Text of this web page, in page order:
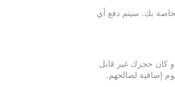
بك. سيتم دفع أي
أو كان حجزك غير قابل
إضافية لصالحهم.